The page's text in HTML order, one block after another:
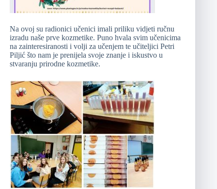
Na ovoj su radionici učenici imali priliku vidjeti ručnu
izradu naše prve kozmetike. Puno hvala svim učenicima
na zainteresiranosti i volji za učenjem te učiteljici Petri
Piljić što nam je prenijela svoje znanje i iskustvo u
stvaranju prirodne kozmetike.